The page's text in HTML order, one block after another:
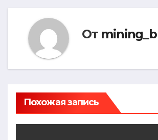
От
Похожая запись